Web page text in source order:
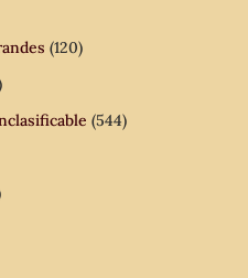
(120)
(544)